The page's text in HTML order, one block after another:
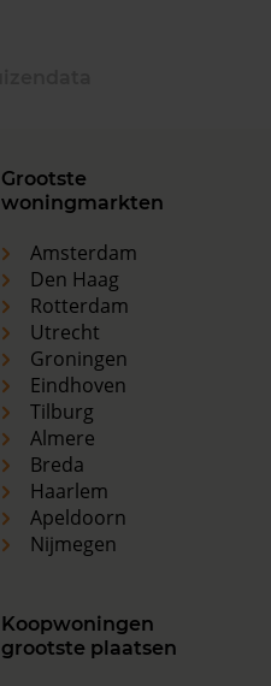
Grootste
woningmarkten
Amsterdam
Den Haag
Rotterdam
Utrecht
Groningen
Eindhoven
Tilburg
Almere
Breda
Haarlem
Apeldoorn
Nijmegen
Koopwoningen
grootste plaatsen